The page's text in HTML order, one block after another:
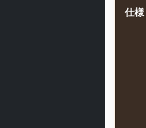
仕様